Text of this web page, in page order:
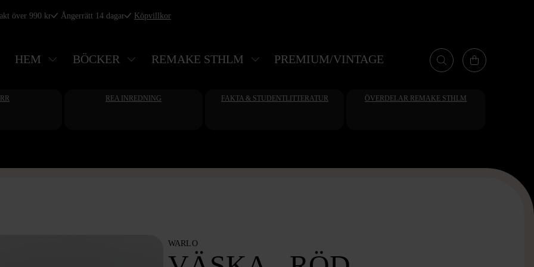
över 990 kr Ångerrätt 14 dagar Köpvillkor
HEM BÖCKER REMAKE STHLM PREMIUM/VINTAGE
REA INREDNING FAKTA & STUDENTLITTERATUR ÖVERDELAR REMAKE STHLM
WARLO